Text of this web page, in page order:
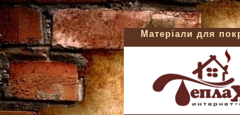
Матеріали для